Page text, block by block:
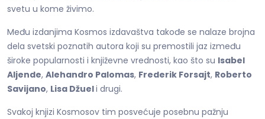
svetu u kome živimo.
Među izdanjima Kosmos izdavaštva takođe se nalaze brojna
dela svetski poznatih autora koji su premostili jaz između
široke popularnosti i književne vrednosti, kao što su Isabel
Aljende, Alehandro Palomas, Frederik Forsajt, Roberto
Savijano, Lisa Džueli drugi.
Svakoj knjizi Kosmosov tim posvećuje posebnu pažnju